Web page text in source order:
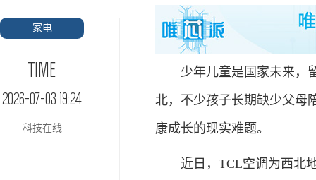
家电
TIME
2026-07-03 19:24
科技在线
少年儿童是国家未来，留
北，不少孩子长期缺少父母
康成长的现实难题。
近日，TCL空调为西北地